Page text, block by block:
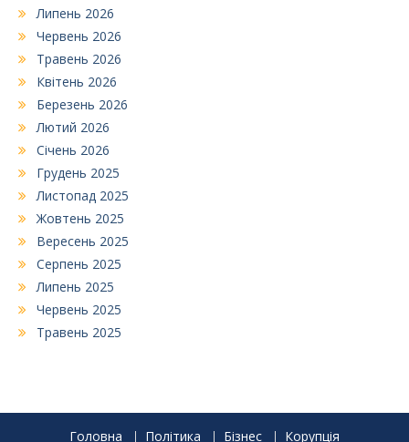
Липень 2026
Червень 2026
Травень 2026
Квітень 2026
Березень 2026
Лютий 2026
Січень 2026
Грудень 2025
Листопад 2025
Жовтень 2025
Вересень 2025
Серпень 2025
Липень 2025
Червень 2025
Травень 2025
Головна Політика Бізнес Корупція